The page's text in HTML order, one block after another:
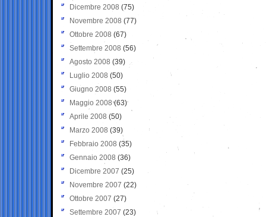
Dicembre 2008 (75)
Novembre 2008 (77)
Ottobre 2008 (67)
Settembre 2008 (56)
Agosto 2008 (39)
Luglio 2008 (50)
Giugno 2008 (55)
Maggio 2008(63)
Aprile 2008 (50)
Marzo 2008 (39)
Febbraio 2008 (35)
Gennaio 2008 (36)
Dicembre 2007 (25)
Novembre 2007 (22)
Ottobre 2007 (27)
Settembre 2007 (23)